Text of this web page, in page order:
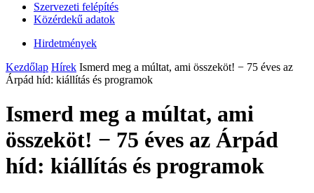
Szervezeti felépítés
Közérdekű adatok
Hirdetmények
Kezdőlap Hírek Ismerd meg a múltat, ami összeköt! − 75 éves az
Árpád híd: kiállítás és programok
Ismerd meg a múltat, ami
összeköt! − 75 éves az Árpád
híd: kiállítás és programok